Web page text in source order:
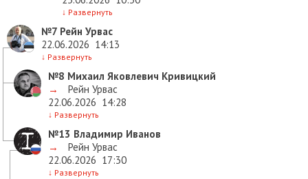
↓ Развернуть
№7 Рейн Урвас
22.06.2026 14:13
↓ Развернуть
№8 Михаил Яковлевич Кривицкий
→
Рейн Урвас
22.06.2026 14:28
↓ Развернуть
№13 Владимир Иванов
→
Рейн Урвас
22.06.2026 17:30
↓ Развернуть